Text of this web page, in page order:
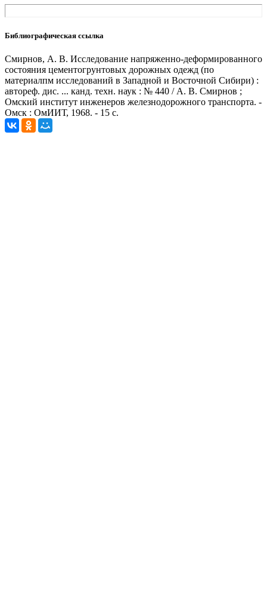
Библиографическая ссылка
Смирнов, А. В. Исследование напряженно-деформированного
состояния цементогрунтовых дорожных одежд (по
материалпм исследований в Западной и Восточной Сибири) :
автореф. дис. ... канд. техн. наук : № 440 / А. В. Смирнов ;
Омский институт инженеров железнодорожного транспорта. -
Омск : ОмИИТ, 1968. - 15 с.